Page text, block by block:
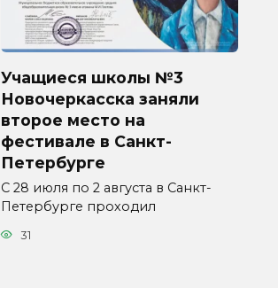
Учащиеся школы №3
Новочеркасска заняли
второе место на
фестивале в Санкт-
Петербурге
С 28 июля по 2 августа в Санкт-
Петербурге проходил
31